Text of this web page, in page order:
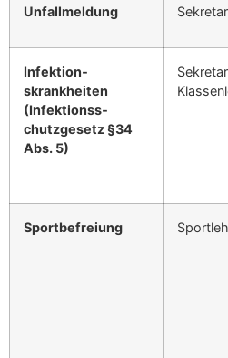
Unfallmel­dung
Infek­tion­
skrankheit­en
(Infek­tion­ss­
chutzge­setz §34
Abs. 5)
Sport­be­freiung